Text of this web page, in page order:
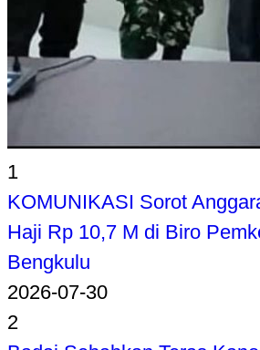
1
KOMUNIKASI Sorot
Haji Rp 10,7 M di Biro
Bengkulu
2026-07-30
2